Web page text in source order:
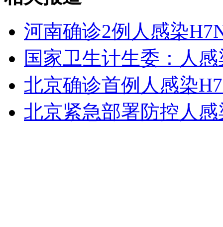
无痛分娩是否安全 医生回应
外交部：反对强权政治霸凌主义
外交部：有关国家言论片面不公正
河南确诊2例人感染
国家卫生计生委：人
北京确诊首例人感染
北京紧急部署防控人